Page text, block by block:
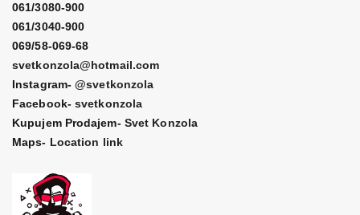
061/3080-900
061/3040-900
069/58-069-68
svetkonzola@hotmail.com
Instagram-@svetkonzola
Facebook- svetkonzola
Kupujem Prodajem- Svet Konzola
Maps- Location link